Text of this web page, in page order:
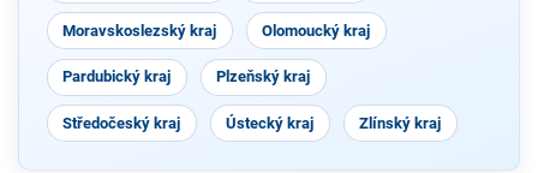
Moravskoslezský kraj Olomoucký kraj
Pardubický kraj Plzeňský kraj
Středočeský kraj Ústecký kraj Zlínský kraj